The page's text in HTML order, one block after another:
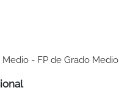
- FP de Grado Medio